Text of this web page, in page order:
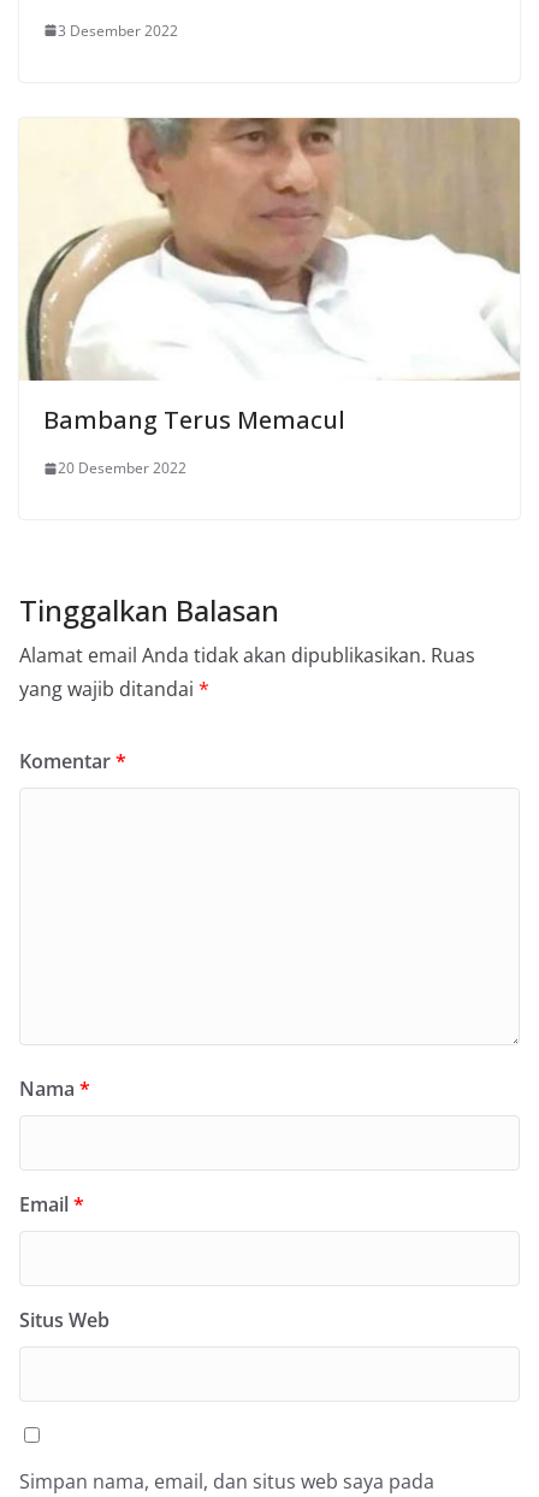
3 Desember 2022
Bambang Terus Memacul
20 Desember 2022
Tinggalkan Balasan
Alamat email Anda tidak akan dipublikasikan. Ruas
yang wajib ditandai *
Komentar*
Nama *
Email*
Situs Web
Simpan nama, email, dan situs web saya pada